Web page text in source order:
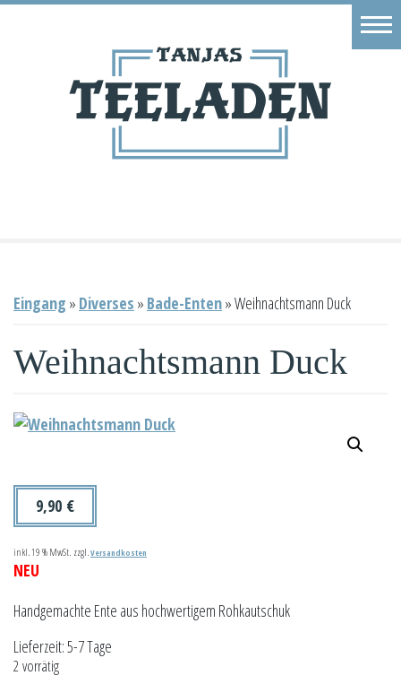
Eingang » Diverses » Bade-Enten»Weihnachtsmann Duck
Weihnachtsmann Duck
9,90 €
inkl. 19 % MwSt. zzgl. Versandkosten
NEU
Handgemachte Ente aus hochwertigem Rohkautschuk
Lieferzeit:5-7 Tage
2 vorrätig
Geschäft